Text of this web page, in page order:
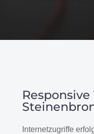
Internetzugriffe